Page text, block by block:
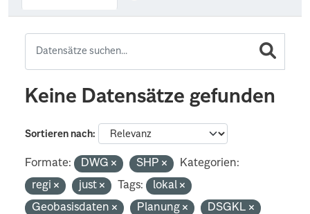
Keine Datensätze gefunden
Sortieren nach
Formate: DWG SHP
Kategorien:
regi
just Tags:
lokal
Geobasisdaten
Planung DSGKL